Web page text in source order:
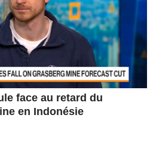
face au retard du
en Indonésie